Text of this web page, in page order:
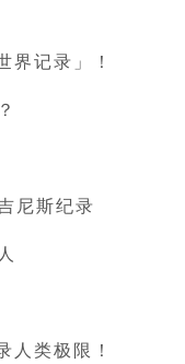
记录」！
尼斯纪录
类极限！